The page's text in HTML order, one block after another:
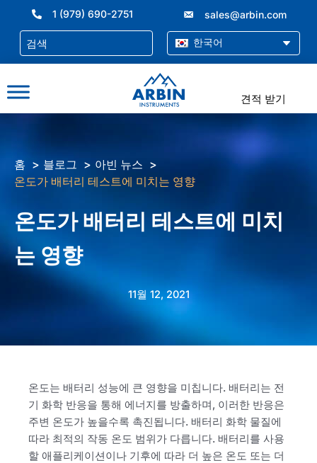
너
1 (979) 690-2751 sales@arbin.com
한국어
견적 받기
홈 블로그
아빈 뉴스
온도가 배터리 테스트에 미치는 영향
온도가 배터리 테스트에 미치
는 영향
11월 12, 2021
온도는 배터리 성능에 큰 영향을 미칩니다. 배터리는 전
기 화학 반응을 통해 에너지를 방출하며, 이러한 반응은
주변 온도가 높을수록 촉진됩니다. 배터리 화학 물질에
따라 최적의 작동 온도 범위가 다릅니다. 배터리를 사용
할 애플리케이션이나 기후에 따라 더 높은 온도 또는 더